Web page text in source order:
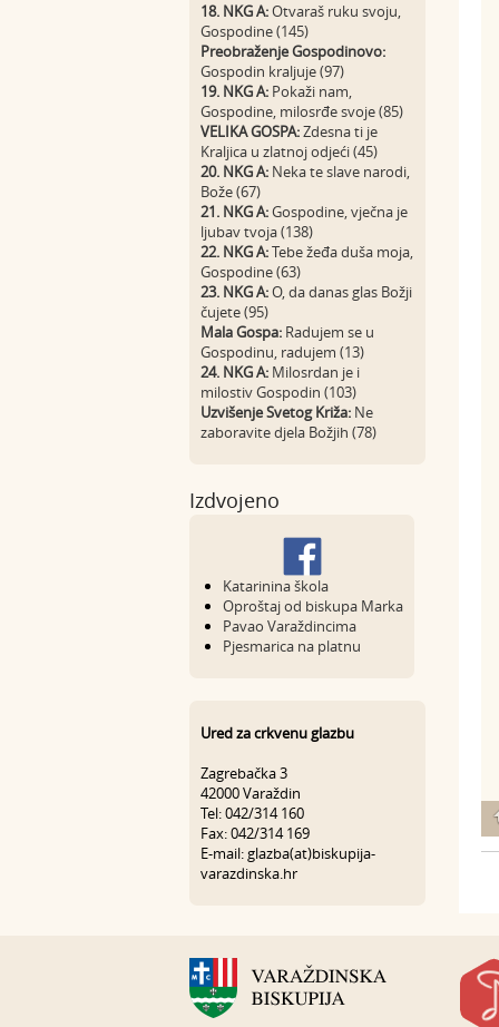
18. NKG A:Otvaraš ruku svoju,
Gospodine (145)
Preobraženje Gospodinovo:
Gospodin kraljuje (97)
19. NKG A: Pokaži nam,
Gospodine, milosrđe svoje (85)
VELIKA GOSPA:Zdesna ti je
Kraljica u zlatnoj odjeći (45)
20. NKG A: Neka te slave narodi,
Bože (67)
21. NKG A:Gospodine, vječna je
ljubav tvoja (138)
22. NKG A:Tebe žeđa duša moja,
Gospodine (63)
23. NKG A:O, da danas glas Božji
čujete (95)
Mala Gospa: Radujem se u
Gospodinu, radujem (13)
24. NKG A: Milosrdan je i
milostiv Gospodin (103)
Uzvišenje Svetog Križa: Ne
zaboravite djela Božjih (78)
Izdvojeno
Katarinina škola
Oproštaj od biskupa Marka
Pavao Varaždincima
Pjesmarica na platnu
Ured za crkvenu glazbu
Zagrebačka 3
42000 Varaždin
Tel: 042/314 160
Fax: 042/314 169
E-mail: glazba(at)biskupija-
varazdinska.hr